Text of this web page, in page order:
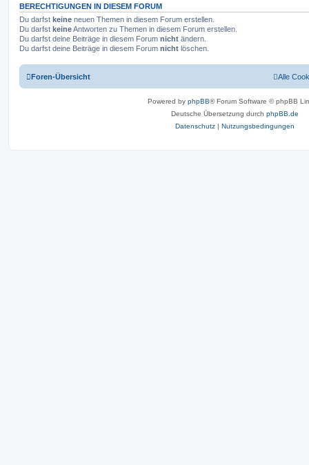
BERECHTIGUNGEN IN DIESEM FORUM
Du darfst keine neuen Themen in diesem Forum erstellen.
Du darfst keineAntworten zu Themen in diesem Forum erstellen.
Du darfst deine Beiträge in diesem Forum nicht ändern.
Du darfst deine Beiträge in diesem Forum nicht löschen.
Foren-Übersicht Alle
Powered by phpBB® Forum Software © phpBB
Deutsche Übersetzung durch phpBB.de
Datenschutz | Nutzungsbedingungen